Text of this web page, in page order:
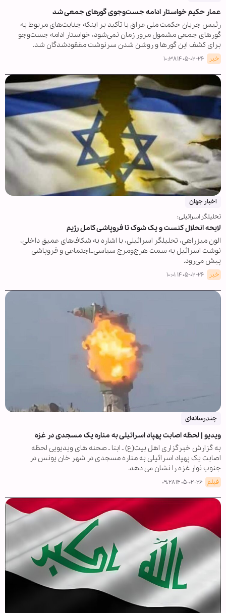
عمار حکیم خواستار ادامه جست‌وجوی گورهای جمعی شد
رئیس جریان حکمت ملی عراق با تأکید بر اینکه جنایت‌های مربوط به
گورهای جمعی مشمول مرور زمان نمی‌شود، خواستار ادامه جست‌وجو
برای کشف این گورها و روشن شدن سرنوشت مفقودشدگان شد.
خبر ۱۴۰۵-۰۲-۲۶ ۱۰:۳۸
اخبار جهان
تحلیلگر اسرائیلی:
لایحه انحلال کنست و یک شوک تا فروپاشی کامل رژیم
الون میزراهی، تحلیلگر اسرائیلی، با اشاره به شکاف‌های عمیق داخلی،
نوشت اسرائیل به سمت هرج‌ومرج سیاسی_اجتماعی و فروپاشی
پیش می‌رود.
خبر ۱۴۰۵-۰۲-۲۶ ۱۰:۰۱
چندرسانه‌ای
ویدیو | لحظه اصابت پهپاد اسرائیلی به مناره یک مسجدی در غزه
به گزارش خبرگزاری اهل بیت(ع) ـ ابنا ـ صحنه های ویدیویی لحظه
اصابت یک پهپاد اسرائیلی به مناره مسجدی در شهر خان یونس در
جنوب نوار غزه را نشان می دهد.
فیلم ۱۴۰۵-۰۲-۲۶ ۰۹:۲۸